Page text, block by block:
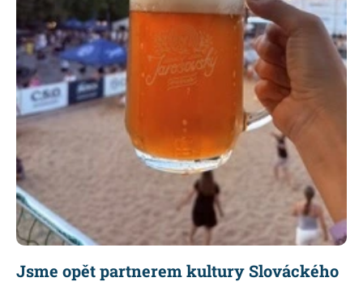
Jsme opět partnerem kultury Slováckého